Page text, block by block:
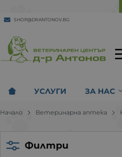
SHOP@DRANTONOV.BG
УСЛУГИ ЗА НАС
Начало Ветеринарна аптека
Филтри